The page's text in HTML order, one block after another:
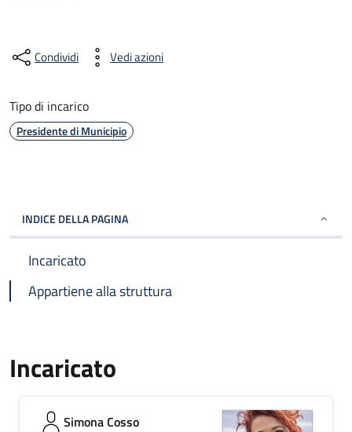
Condividi Vedi azioni
Tipo di incarico
Presidente di Municipio
INDICE DELLA PAGINA
Incaricato
Appartiene alla struttura
Incaricato
Simona Cosso